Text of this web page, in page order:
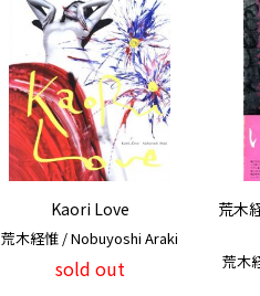
Kaori Love
荒木経惟 / Nobuyoshi Araki
sold out
荒木
荒木